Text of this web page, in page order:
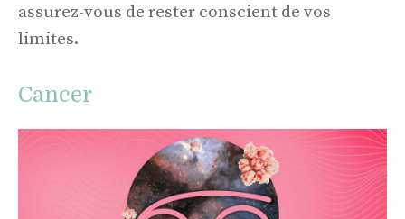
assurez-vous de rester conscient de vos
limites.
Cancer